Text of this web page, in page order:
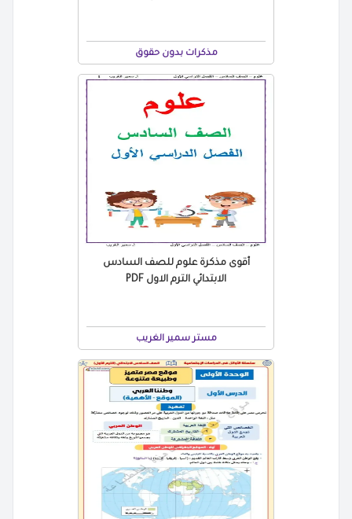
مذكرات بدون حقوق
أقوى مذكرة علوم للصف السادس
الابتدائي الترم الاول PDF
مستر سمير الغريب